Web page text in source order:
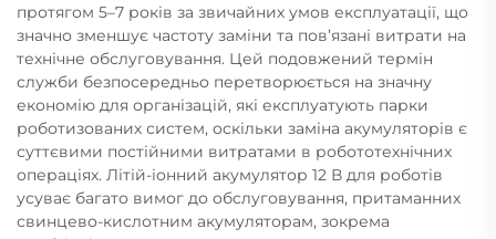
протягом 5–7 років за звичайних умов експлуатації, що
значно зменшує частоту заміни та пов’язані витрати на
технічне обслуговування. Цей подовжений термін
служби безпосередньо перетворюється на значну
економію для організацій, які експлуатують парки
роботизованих систем, оскільки заміна акумуляторів є
суттєвими постійними витратами в робототехнічних
операціях. Літій-іонний акумулятор 12 В для роботів
усуває багато вимог до обслуговування, притаманних
свинцево-кислотним акумуляторам, зокрема